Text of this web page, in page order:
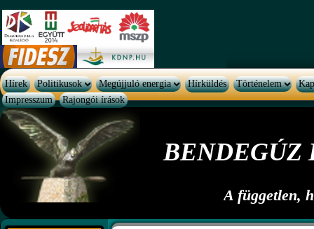
Hírek Politikusok Megújjuló energia Hírküldés Történelem
Impresszum
Rajongói írások
BENDEGÚZ
A független,